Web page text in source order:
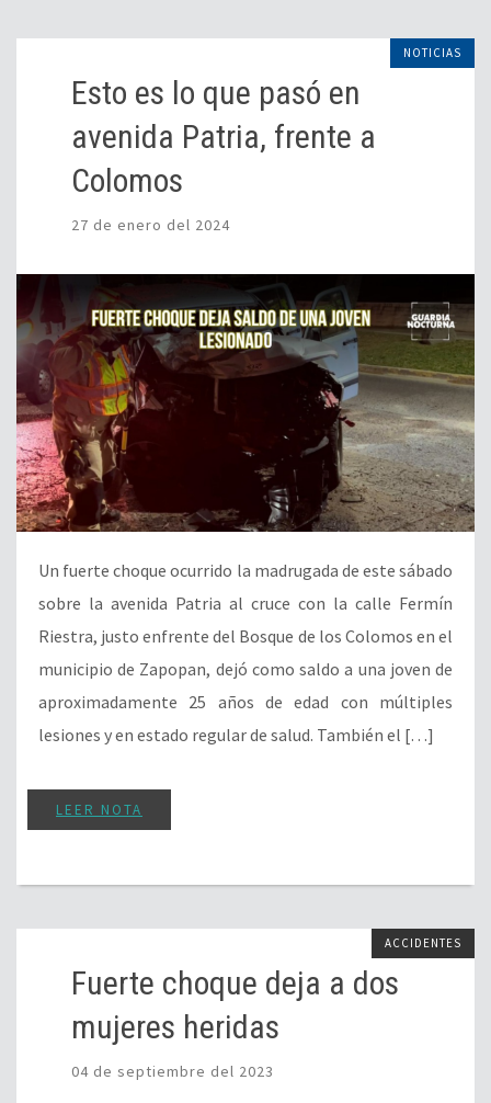
NOTICIAS
Esto es lo que pasó en
avenida Patria, frente a
Colomos
27 de enero del 2024
Un fuerte choque ocurrido la madrugada de este sábado
sobre la avenida Patria al cruce con la calle Fermín
Riestra, justo enfrente del Bosque de los Colomos en el
municipio de Zapopan, dejó como saldo a una joven de
aproximadamente 25 años de edad con múltiples
lesiones y en estado regular de salud. También el […]
LEER NOTA
ACCIDENTES
Fuerte choque deja a dos
mujeres heridas
04 de septiembre del 2023